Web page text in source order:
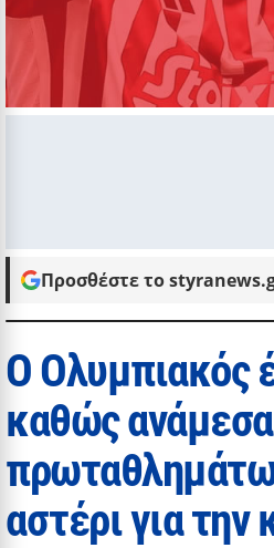
Προσθέστε το
Ο Ολυμπιακός
καθώς
αστέρι για